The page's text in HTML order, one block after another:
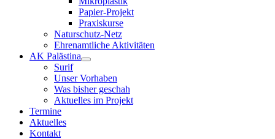
Papier-Projekt
Praxiskurse
Naturschutz-Netz
Ehrenamtliche Aktivitäten
AK Palästina
Surif
Unser Vorhaben
Was bisher geschah
Aktuelles im Projekt
Termine
Aktuelles
Kontakt